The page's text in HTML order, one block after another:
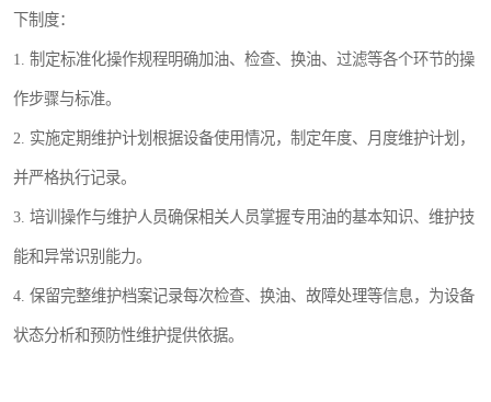
下制度：
1. 制定标准化操作规程明确加油、检查、换油、过滤等各个环节的操
作步骤与标准。
2. 实施定期维护计划根据设备使用情况，制定年度、月度维护计划，
并严格执行记录。
3. 培训操作与维护人员确保相关人员掌握专用油的基本知识、维护技
能和异常识别能力。
4. 保留完整维护档案记录每次检查、换油、故障处理等信息，为设备
状态分析和预防性维护提供依据。